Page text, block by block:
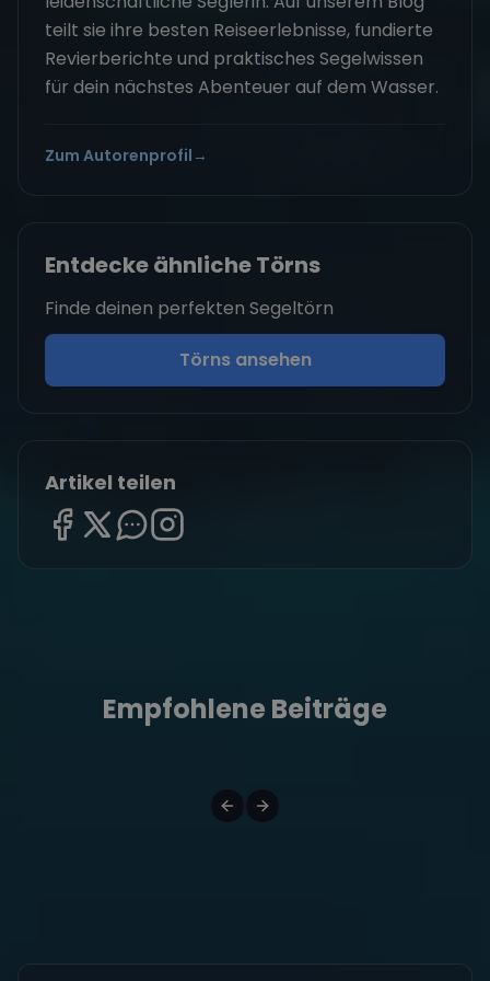
teilt sie ihre besten Reiseerlebnisse, fundierte
Revierberichte und praktisches Segelwissen
für dein nächstes Abenteuer auf dem Wasser.
Zum Autorenprofil →
Entdecke ähnliche Törns
Finde deinen perfekten Segeltörn
Törns ansehen
Artikel teilen
Empfohlene Beiträge